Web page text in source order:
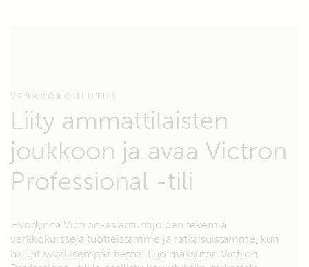
VERKKOKOULUTUS
Liity ammattilaisten
joukkoon ja avaa Victron
Professional -tili
Hyödynnä Victron-asiantuntijoiden tekemiä
verkkokursseja tuotteistamme ja ratkaisuistamme, kun
haluat syvällisempää tietoa. Luo maksuton Victron